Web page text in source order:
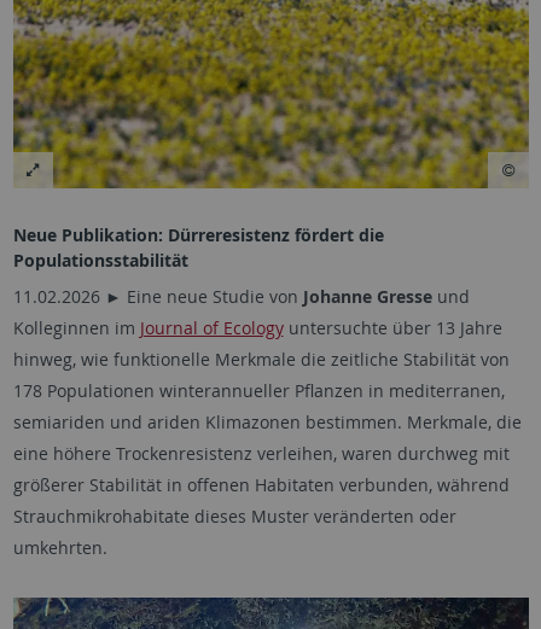
Neue Publikation: Dürreresistenz fördert die
Populationsstabilität
11.02.2026 ► Eine neue Studie von Johanne Gresseund
Kolleginnen im Journal of Ecologyuntersuchte über 13 Jahre
hinweg, wie funktionelle Merkmale die zeitliche Stabilität von
178 Populationen winterannueller Pflanzen in mediterranen,
semiariden und ariden Klimazonen bestimmen. Merkmale, die
eine höhere Trockenresistenz verleihen, waren durchweg mit
größerer Stabilität in offenen Habitaten verbunden, während
Strauchmikrohabitate dieses Muster veränderten oder
umkehrten.